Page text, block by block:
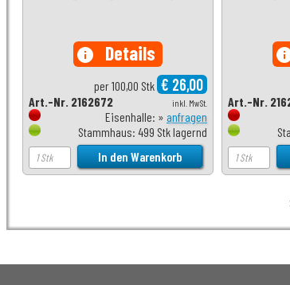
info Details
per 100,00 Stk € 26,00
inkl. MwSt.
Art.-Nr. 2162672
Eisenhalle: » anfragen
Stammhaus: 499 Stk lagernd
Art.-Nr.